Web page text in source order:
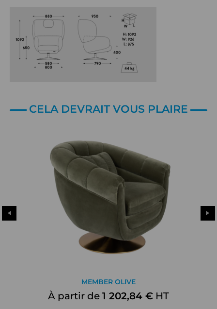
CELA DEVRAIT VOUS PLAIRE
MEMBER OLIVE
À partir de 1 202,84 € HT